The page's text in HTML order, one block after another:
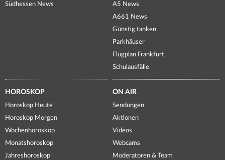
Südhessen News
A5 News
A661 News
Günstig tanken
Parkhäuser
Flugplan Frankfurt
Schulausfälle
HOROSKOP
Horoskop Heute
Horoskop Morgen
Wochenhoroskop
Monatshoroskop
Jahreshoroskop
ON AIR
Sendungen
Aktionen
Videos
Webcams
Moderatoren & Team